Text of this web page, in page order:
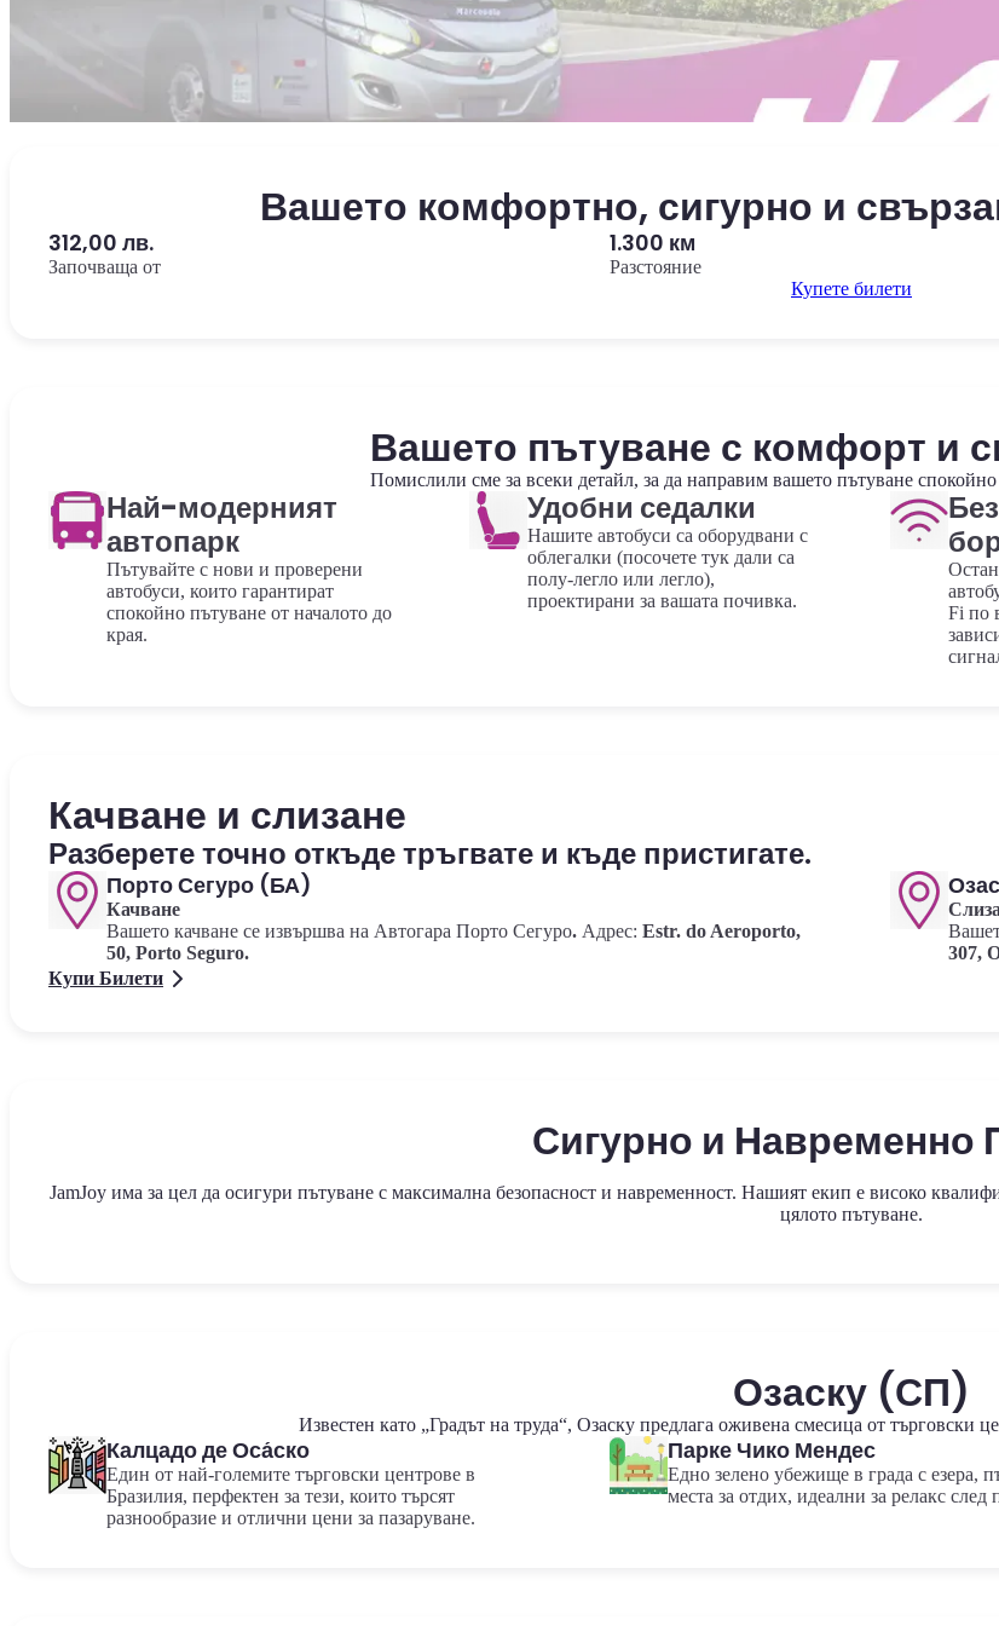
Вашето комфортно, сигурно и
312,00 лв.
Започваща от
1.300 км
Разстояние
Купете билети
Вашето пътуване с комфорт и
Помислили сме за всеки детайл, за да направим вашето пътуване
Най-модерният
автопарк
Пътувайте с нови и проверени
автобуси, които гарантират
спокойно пътуване от началото до
края.
Удобни седалки
Нашите автобуси са оборудвани с
облегалки (посочете тук дали са
полу-легло или легло),
проектирани за вашата почивка.
Fi по
Качване и слизане
Разберете точно откъде тръгвате и къде пристигате.
Порто Сегуро (БА)
Качване
Вашето качване се извършва на Автогара Порто Сегуро. Адрес: Estr. do Aeroporto,
50, Porto Seguro.
307,
Купи Билети
Сигурно и Навременно
JamJoy има за цел да осигури пътуване с максимална безопасност и навременност. Нашият екип е високо
цялото пътуване.
Озаску (СП)
Известен като „Градът на труда“, Озаску предлага оживена смесица от търговски
Калцадо де Оса́ско
Един от най-големите търговски центрове в
Бразилия, перфектен за тези, които търсят
разнообразие и отлични цени за пазаруване.
Парке Чико Мендес
Едно зелено убежище в града с езера,
места за отдих, идеални за релакс след